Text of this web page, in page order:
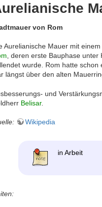
von Rom
Aurelianische Mauer mit
, deren erste Bauphase unter
wurde. Rom hatte schon
längst über den alten
und
Belisar.
Wikipedia
in Arbeit